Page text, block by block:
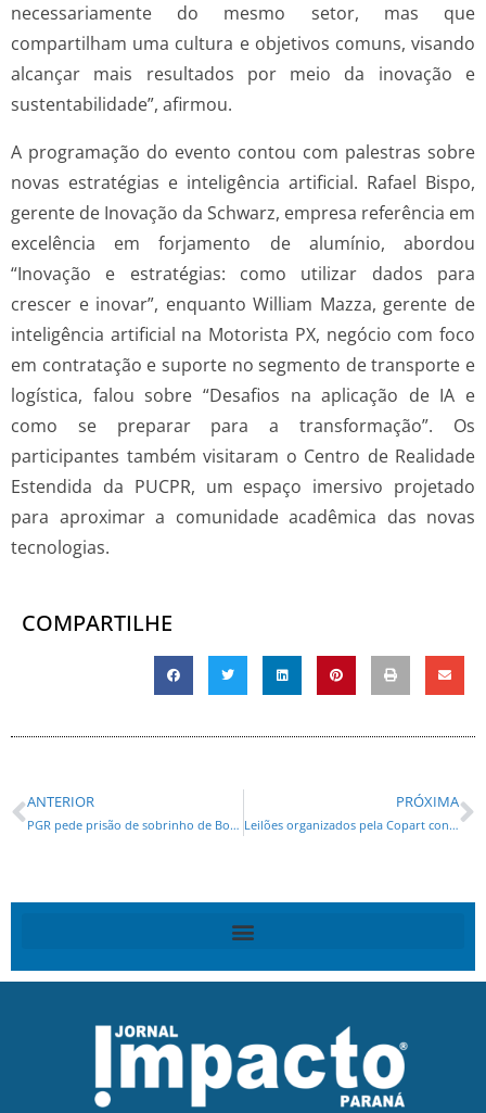
necessariamente do mesmo setor, mas que
compartilham uma cultura e objetivos comuns, visando
alcançar mais resultados por meio da inovação e
sustentabilidade”, afirmou.
A programação do evento contou com palestras sobre
novas estratégias e inteligência artificial. Rafael Bispo,
gerente de Inovação da Schwarz, empresa referência em
excelência em forjamento de alumínio, abordou
“Inovação e estratégias: como utilizar dados para
crescer e inovar”, enquanto William Mazza, gerente de
inteligência artificial na Motorista PX, negócio com foco
em contratação e suporte no segmento de transporte e
logística, falou sobre “Desafios na aplicação de IA e
como se preparar para a transformação”. Os
participantes também visitaram o Centro de Realidade
Estendida da PUCPR, um espaço imersivo projetado
para aproximar a comunidade acadêmica das novas
tecnologias.
COMPARTILHE
ANTERIOR
PGR pede prisão de sobrinho de Bolsonaro que fugiu para Argentina
PRÓXIMA
Leilões organizados pela Copart contam com modelos Ram Trucks com até 30% de desconto